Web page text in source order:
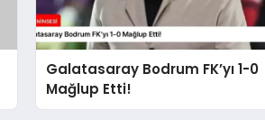
Galatasaray Bodrum FK’yı 1-0
Mağlup Etti!